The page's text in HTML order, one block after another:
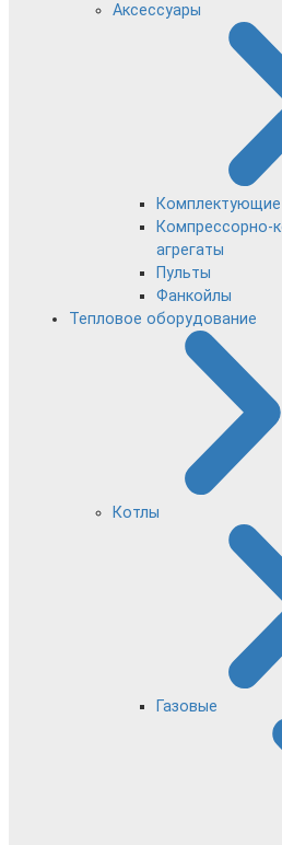
Аксессуары
Комплектующие
Компрессорно-
агрегаты
Пульты
Фанкойлы
Тепловое оборудование
Котлы
Газовые